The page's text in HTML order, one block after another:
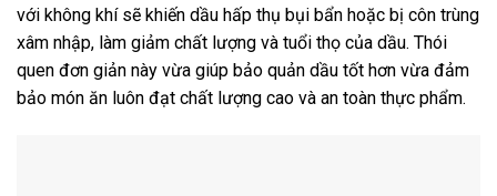
với không khí sẽ khiến dầu hấp thụ bụi bẩn hoặc bị côn trùng
xâm nhập, làm giảm chất lượng và tuổi thọ của dầu. Thói
quen đơn giản này vừa giúp bảo quản dầu tốt hơn vừa đảm
bảo món ăn luôn đạt chất lượng cao và an toàn thực phẩm.